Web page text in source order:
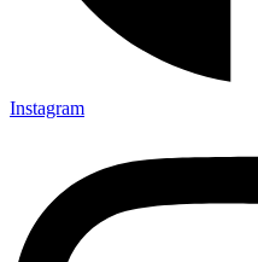
Instagram